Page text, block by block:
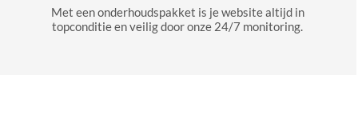
Met een onderhoudspakket is je website altijd in
topconditie en veilig door onze 24/7 monitoring.